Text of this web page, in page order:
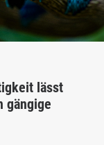
lässt
gängige